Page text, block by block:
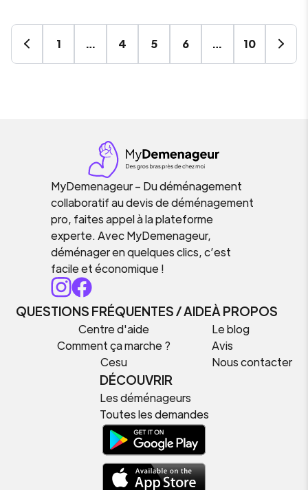
1 … 4 5 6 … 10
MyDemenageur – Du déménagement
collaboratif au devis de déménagement
pro, faites appel à la plateforme
experte. Avec MyDemenageur,
déménager en quelques clics, c’est
facile et économique !
QUESTIONS FRÉQUENTES / AIDE
Centre d'aide
Comment ça marche ?
Cesu
À PROPOS
Le blog
Avis
Nous contacter
DÉCOUVRIR
Les déménageurs
Toutes les demandes